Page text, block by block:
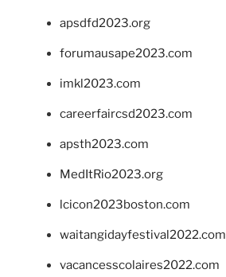
apsdfd2023.org
forumausape2023.com
imkl2023.com
careerfaircsd2023.com
apsth2023.com
MedItRio2023.org
lcicon2023boston.com
waitangidayfestival2022.com
vacancesscolaires2022.com